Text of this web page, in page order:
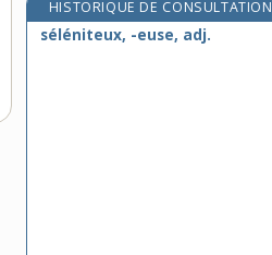
HISTORIQUE DE CONSULTATION
séléniteux, -euse, adj.